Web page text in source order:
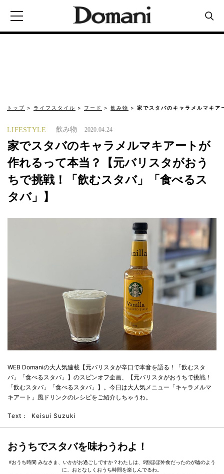
トップ ライフスタイル フード 飲み物 家でスタバのキャラメルマキ
LIFESTYLE 飲み物 2020.04.24
家でスタバのキャラメルマキアートが
作れるって本当？【元バリスタがおう
ちで挑戦！「飲むスタバ」「食べるス
タバ」】
WEB Domaniの大人気連載【元バリスタが辛口で本音を語る！「飲むスタ
バ」「食べるスタバ」】のスピンオフ企画、【元バリスタがおうちで挑戦！
「飲むスタバ」「食べるスタバ」】。今日は大人気メニュー「キャラメルマ
キアート」風ドリンクのレシピをご紹介しちゃうわ。
Text： Keisui Suzuki
おうちでスタバを味わうわよ！
#おうち時間 みなさま、いかがお過ごしですか？わたしは、9割ほぼ外食だったのが嘘のよう
に、おとなしくおうち時間を楽しんでるわ。